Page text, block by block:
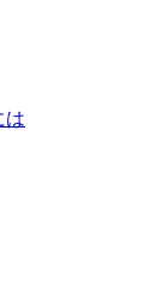
は